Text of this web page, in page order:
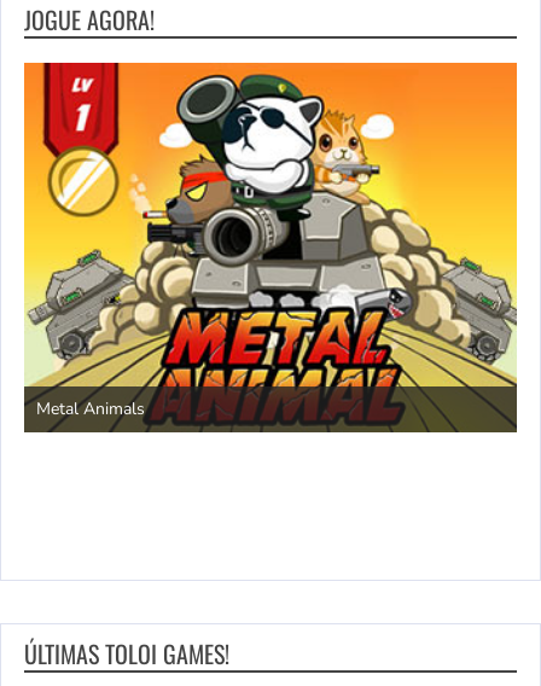
JOGUE AGORA!
Metal Animals
ÚLTIMAS TOLOI GAMES!